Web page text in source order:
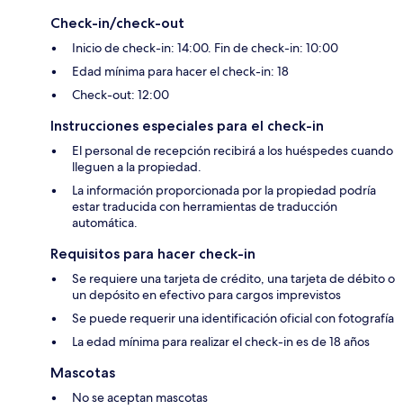
Check-in/check-out
Inicio de check-in: 14:00. Fin de check-in: 10:00
Edad mínima para hacer el check-in: 18
Check-out: 12:00
Instrucciones especiales para el check-in
El personal de recepción recibirá a los huéspedes cuando
lleguen a la propiedad.
La información proporcionada por la propiedad podría
estar traducida con herramientas de traducción
automática.
Requisitos para hacer check-in
Se requiere una tarjeta de crédito, una tarjeta de débito o
un depósito en efectivo para cargos imprevistos
Se puede requerir una identificación oficial con fotografía
La edad mínima para realizar el check-in es de 18 años
Mascotas
No se aceptan mascotas